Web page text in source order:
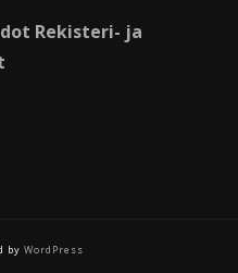
Rekisteri- ja
by WordPress